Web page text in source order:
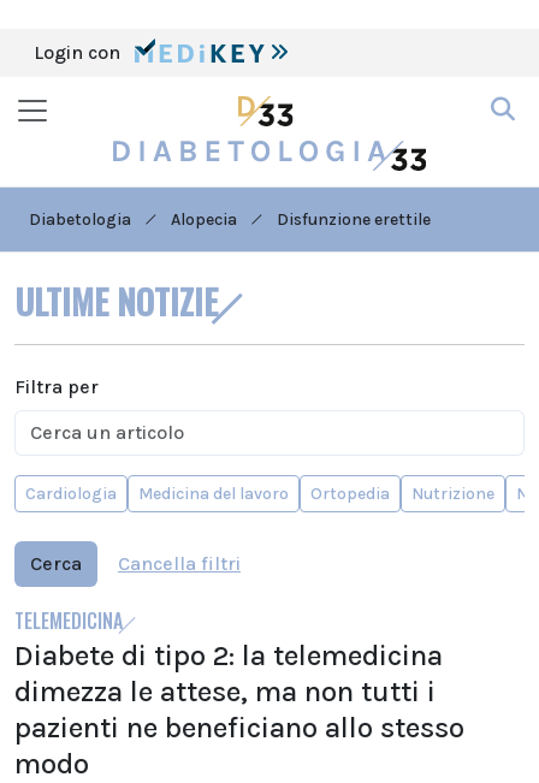
Login con
Diabetologia Alopecia Disfunzione erettile
ULTIME NOTIZIE
Filtra per
Cardiologia Medicina del lavoro Ortopedia Nutrizione
Cerca Cancella filtri
TELEMEDICINA
Diabete di tipo 2: la telemedicina
dimezza le attese, ma non tutti i
pazienti ne beneficiano allo stesso
modo